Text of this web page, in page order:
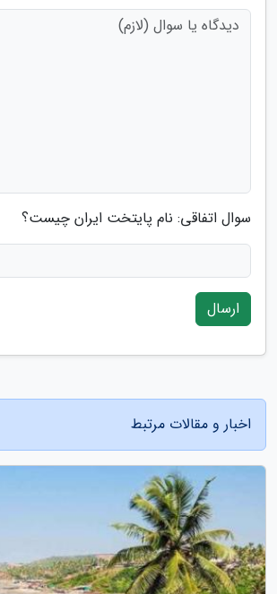
سوال اتفاقی: نام پایتخت ایران چیست؟
ارسال
اخبار و مقالات مرتبط